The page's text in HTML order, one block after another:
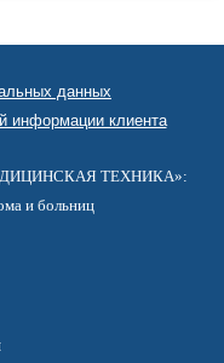
данных
информации клиента
ТЕХНИКА»:
и больниц